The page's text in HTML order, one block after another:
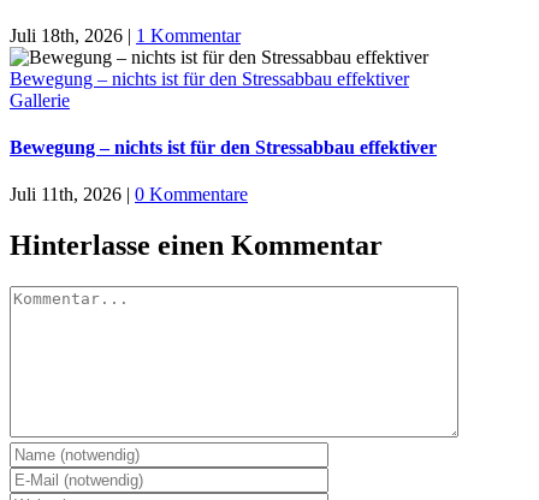
Juli 18th, 2026 | 1 Kommentar
Bewegung – nichts ist für den Stressabbau effektiver
Gallerie
Bewegung – nichts ist für den Stressabbau effektiver
Juli 11th, 2026 | 0 Kommentare
Hinterlasse einen Kommentar
Kommentar